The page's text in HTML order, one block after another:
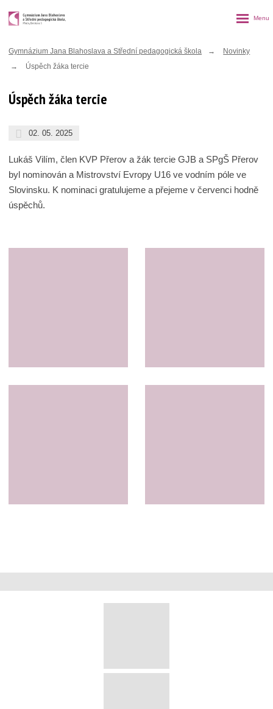
Gymnázium Jana Blahoslava a Střední pedagogická škola
Novinky
Úspěch žáka tercie
Úspěch žáka tercie
02. 05. 2025
Lukáš Vilím, člen KVP Přerov a žák tercie GJB a SPgŠ Přerov
byl nominován a Mistrovství Evropy U16 ve vodním póle ve
Slovinsku. K nominaci gratulujeme a přejeme v červenci hodně
úspěchů.